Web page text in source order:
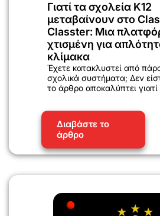
Γιατί τα σχολεία K12
μεταβαίνουν στο
Classter: Μια
χτισμένη για
κλίμακα
Έχετε κατακλυστεί από
σχολικά συστήματα; Δεν
το άρθρο αποκαλύπτει γιατί
Διαβάστε το
άρθρο